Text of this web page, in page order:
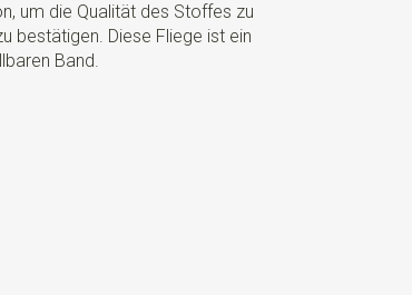
um die Qualität des Stoffes zu
bestätigen. Diese Fliege ist ein
Band.